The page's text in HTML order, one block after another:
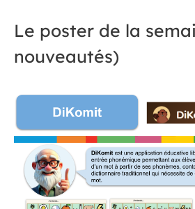
Le poster de la
nouveautés)